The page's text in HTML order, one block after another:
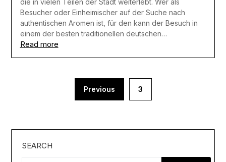
Besucher oder Einheimischer auf der Suche nach
authentischen Aromen ist, für den kann der Besuch in
einem der besten traditionellen deutschen…
Read more
Previous 3
SEARCH